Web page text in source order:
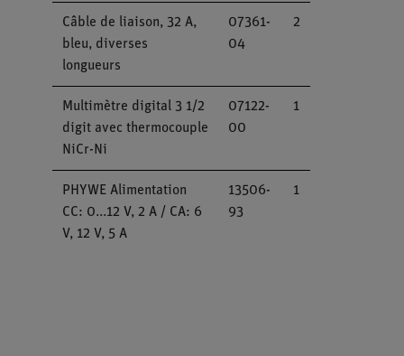
Câble de liaison, 32 A,
bleu, diverses
longueurs
07361-
04
2
Multimètre digital 3 1/2
digit avec thermocouple
NiCr-Ni
07122-
00
1
PHYWE Alimentation
CC: 0...12 V, 2 A / CA: 6
V, 12 V, 5 A
13506-
93
1